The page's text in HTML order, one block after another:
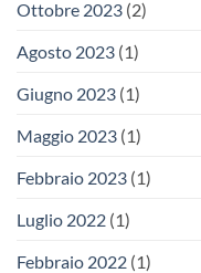
Ottobre 2023 (2)
Agosto 2023 (1)
Giugno 2023 (1)
Maggio 2023 (1)
Febbraio 2023 (1)
Luglio 2022 (1)
Febbraio 2022 (1)